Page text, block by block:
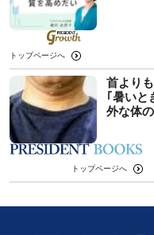
トップページへ
首より
｢暑いと
外な体
トップページへ